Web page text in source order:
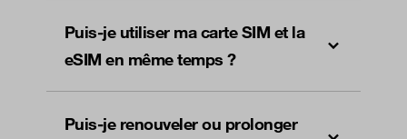
Puis-je utiliser ma carte SIM et la
eSIM en même temps ?
Puis-je renouveler ou prolonger